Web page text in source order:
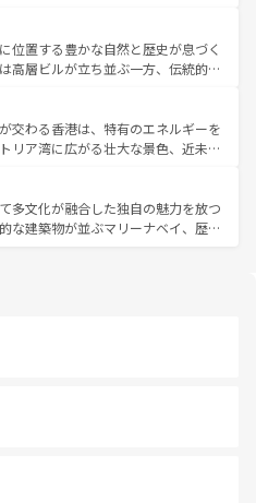
、韓国の多彩な魅力を心ゆくまで味
わってみてほしい。 なお、新着の韓国情報はコンテンツ一
が息づく。ハノイの古い町並みやホ
統治時代の建物も、独特の雰囲気を
、バラエティの豊かさとおいしさで
ミー、ベトナムコーヒーなどは、ぜ
どの地域を訪れてもあたたかい人々
るので、きっと忘れられない旅にな
位置する豊かな自然と歴史が息づく
高層ビルが立ち並ぶ一方、伝統的な
。北部ではチェンマイなどの山岳地
南部ではプーケットやクラビの美し
分を楽しむことができる。タイ料理
温暖で、どの季節にも異なる楽しみ
やすいタイの人々、仏教を中心とし
観光資源が、訪れる旅人を魅了し続
交わる香港は、特有のエネルギーを
リア湾に広がる壮大な景色、近未来
動するはず。観光スポットが密集し
ころを回れるのも魅力。息をのむよ
体験まで、香港を存分に楽しみ尽く
多文化が融合した独自の魅力を放つ
な建築物が並ぶマリーナベイ、歴史
の風情を楽しめる外せないスポット